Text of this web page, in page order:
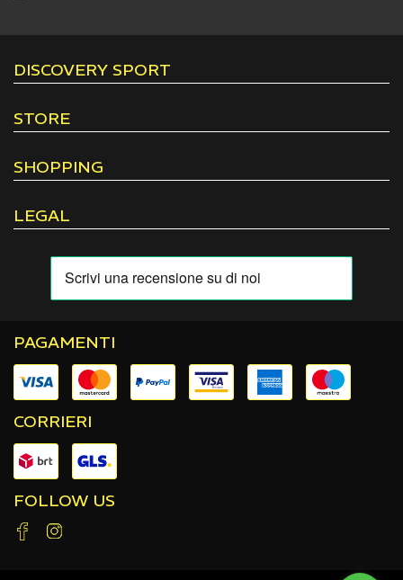
DISCOVERY SPORT
STORE
SHOPPING
LEGAL
PAGAMENTI
CORRIERI
FOLLOW US